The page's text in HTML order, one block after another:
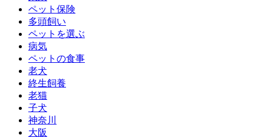
ペット保険
多頭飼い
ペットを選ぶ
病気
ペットの食事
老犬
終生飼養
老猫
子犬
神奈川
大阪